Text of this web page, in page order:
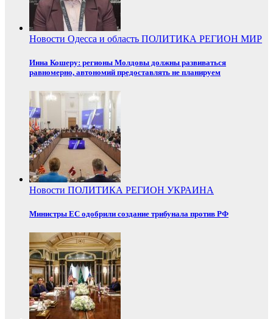
Новости Одесса и область ПОЛИТИКА РЕГИОН МИР
Инна Кошеру: регионы Молдовы должны развиваться
равномерно, автономий предоставлять не планируем
Новости ПОЛИТИКА РЕГИОН УКРАИНА
Министры ЕС одобрили создание трибунала против РФ